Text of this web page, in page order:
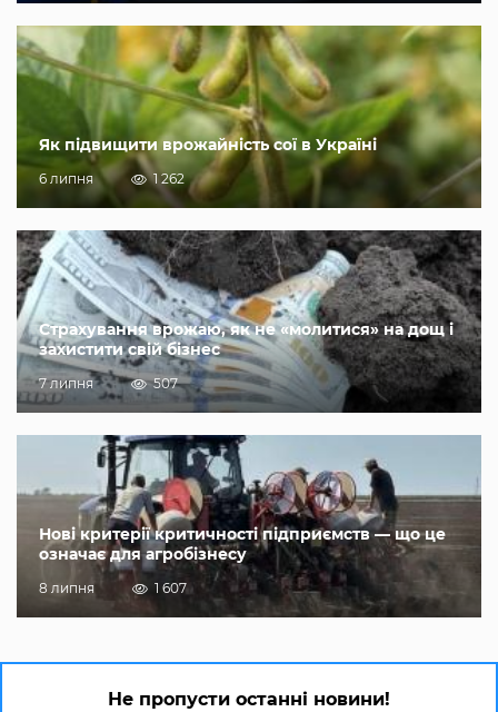
Як підвищити врожайність сої в Україні
6 липня 1 262
Страхування врожаю, як не «молитися» на дощ і
захистити свій бізнес
7 липня 507
Нові критерії критичності підприємств — що це
означає для агробізнесу
8 липня 1 607
Не пропусти останні новини!